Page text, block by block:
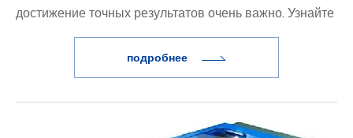
достижение точных результатов очень важно. Узнайте
все, что вам нужно знать о лазерной резке и ее
подробнее